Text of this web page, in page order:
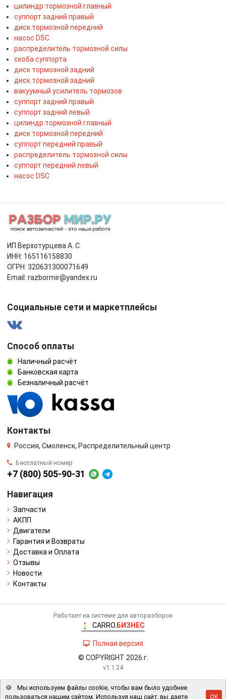
цилиндр тормозной главный
суппорт задний правый
диск тормозной передний
насос DSC
распределитель тормозной силы
скоба суппорта
диск тормозной задний
диск тормозной задний
вакуумный усилитель тормозов
суппорт задний правый
суппорт задний левый
цилиндр тормозной главный
диск тормозной передний
суппорт передний правый
распределитель тормозной силы
суппорт передний левый
насос DSC
ИП Верхотурцева А. С.
ИНН: 165116158830
ОГРН: 320631300071649
Email: razbormir@yandex.ru
Социальные сети и маркетплейсы
Способ оплаты
Наличный расчёт
Банковская карта
Безналичный расчёт
Контакты
Россия, Смоленск, Распределительный центр
Бесплатный номер
+7 (800) 505-90-31
Навигация
Запчасти
АКПП
Двигатели
Гарантия и Возвраты
Доставка и Оплата
Отзывы
Новости
Контакты
Работает на системе для авторазборок
CARRO. БИЗНЕС
Полная версия
© COPYRIGHT 2026 г.
v1.1.24
🍪
Мы используем файлы cookie, чтобы вам было удобнее
пользоваться нашим сайтом. Используя наш сайт, вы даете
OK